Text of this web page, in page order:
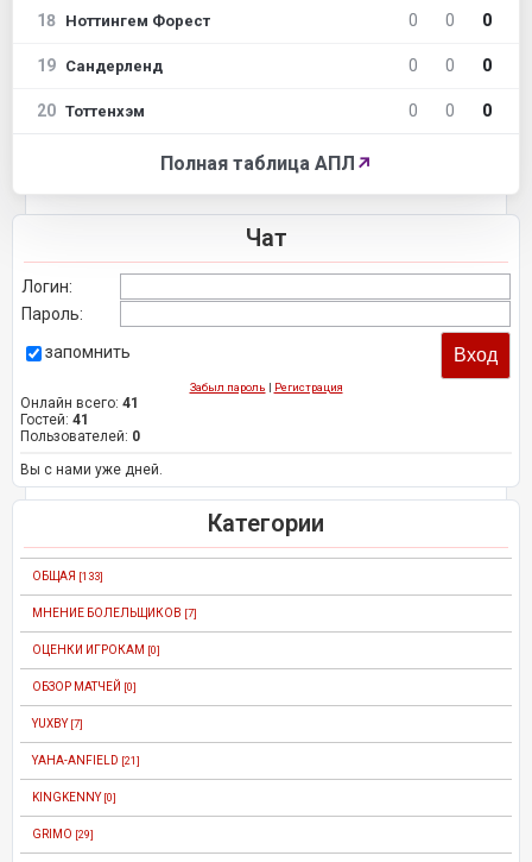
18 Ноттингем Форест 0 0 0
19 Сандерленд 0 0 0
20 Тоттенхэм 0 0 0
Полная таблица АПЛ ↗
Чат
Логин:
Пароль:
запомнить
Забыл пароль | Регистрация
Онлайн всего: 41
Гостей: 41
Пользователей: 0
Вы с нами уже дней.
Категории
ОБЩАЯ [133]
МНЕНИЕ БОЛЕЛЬЩИКОВ [7]
ОЦЕНКИ ИГРОКАМ [0]
ОБЗОР МАТЧЕЙ [0]
YUXBY [7]
YAHA-ANFIELD [21]
KINGKENNY [0]
GRIMO [29]